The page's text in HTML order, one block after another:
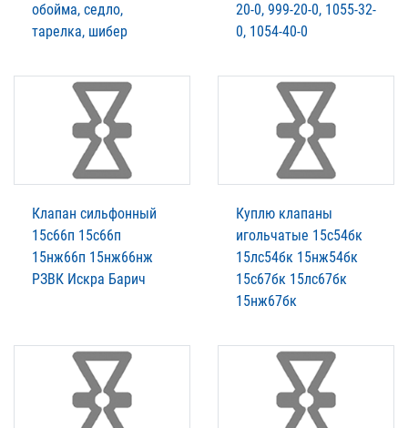
обойма, седло,
тарелка, шибер
20-0, 999-20-0, 1055-32-
0, 1054-40-0
Клапан сильфонный
15с66п 15с66п
15нж66п 15нж66нж
РЗВК Искра Барич
Куплю клапаны
игольчатые 15с54бк
15лс54бк 15нж54бк
15с67бк 15лс67бк
15нж67бк